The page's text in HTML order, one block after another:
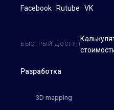
Facebook · Rutube · VK
Разработка
3D mapping
БЫСТРЫЙ ДОСТУП